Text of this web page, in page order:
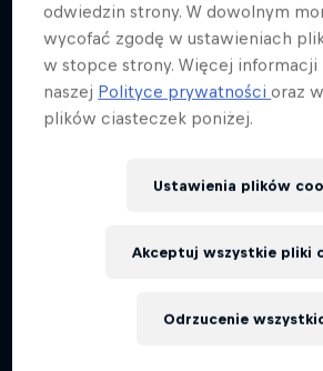
odwiedzin strony. W dowolnym
wycofać zgodę w ustawieniach
w stopce strony. Więcej informacji
naszej Polityce prywatnościoraz
plików ciasteczek poniżej.
Ustawienia plików
Odrzucenie
Akceptuj wszystkie pliki